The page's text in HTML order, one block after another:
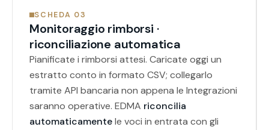
SCHEDA 03
Monitoraggio rimborsi ·
riconciliazione automatica
Pianificate i rimborsi attesi. Caricate oggi un
estratto conto in formato CSV; collegarlo
tramite API bancaria non appena le Integrazioni
saranno operative. EDMA riconcilia
automaticamentele voci in entrata con gli